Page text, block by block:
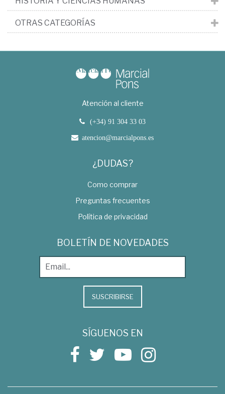
OTRAS CATEGORÍAS
Atención al cliente
(+34) 91 304 33 03
atencion@marcialpons.es
¿DUDAS?
Como comprar
Preguntas frecuentes
Política de privacidad
BOLETÍN DE NOVEDADES
SUSCRIBIRSE
SÍGUENOS EN